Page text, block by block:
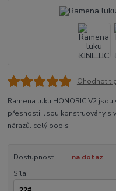
Ohodnotit
Ramena luku HONORIC V2
přesnosti. Jsou konstruovány s
nárazů. celý popis
Dostupnost
na dotaz
Síla